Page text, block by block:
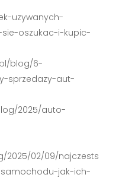
uzywanych-
oszukac-i-kupic-
blog/6-
sprzedazy-aut-
2025/auto-
2025/02/09/najczests
jak-ich-